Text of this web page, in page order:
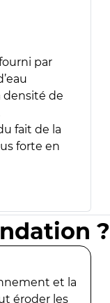
par
densité de
fait de la
forte en
?
et la
éroder les